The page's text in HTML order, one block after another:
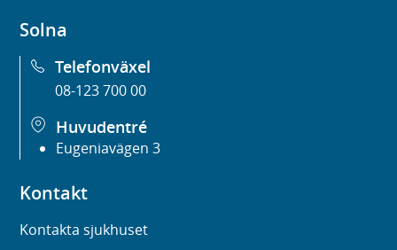
Solna
Telefonväxel
08-123 700 00
Huvudentré
Eugeniavägen 3
Kontakt
Kontakta sjukhuset